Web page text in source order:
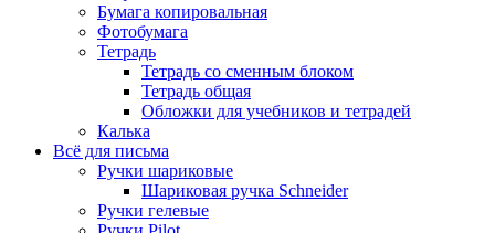
Бумага копировальная
Фотобумага
Тетрадь
Тетрадь со сменным блоком
Тетрадь общая
Обложки для учебников и тетрадей
Калька
Всё для письма
Ручки шариковые
Шариковая ручка Schneider
Ручки гелевые